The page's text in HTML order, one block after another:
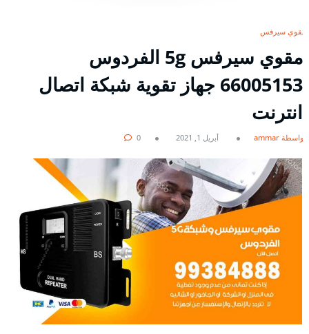
مقوي سيرفس
مقوي سيرفس 5g الفردوس
66005153 جهاز تقوية شبكة اتصال
انترنت
بواسطة ammar أبريل 1, 2021 0